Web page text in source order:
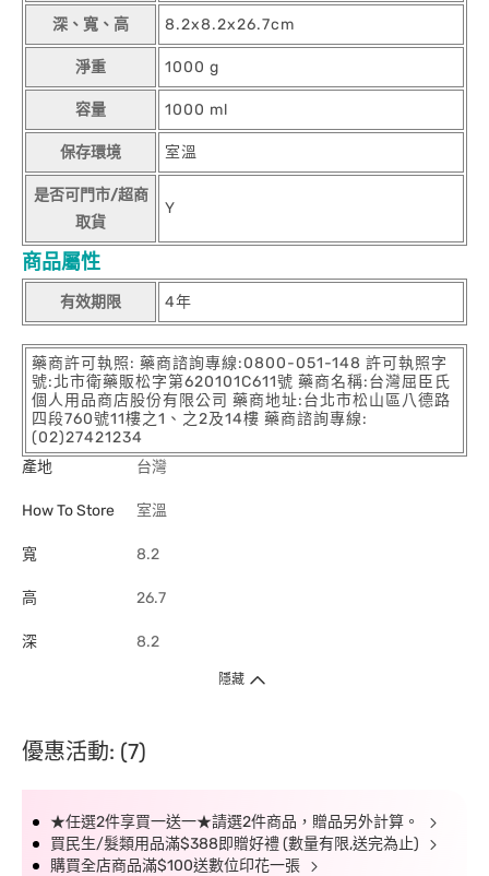
深、寬、高 8.2x8.2x26.7cm
淨重 1000 g
容量 1000 ml
保存環境 室溫
是否可門市/超商
取貨
Y
商品屬性
有效期限 4年
藥商許可執照: 藥商諮詢專線:0800-051-148 許可執照字
號:北市衛藥販松字第620101C611號 藥商名稱:台灣屈臣氏
個人用品商店股份有限公司 藥商地址:台北市松山區八德路
四段760號11樓之1、之2及14樓 藥商諮詢專線:
(02)27421234
產地
台灣
How To Store 室溫
寬 8.2
高 26.7
深 8.2
隱藏
優惠活動: (7)
★任選2件享買一送一★請選2件商品，贈品另外計算。
買民生/髮類用品滿$388即贈好禮 (數量有限,送完為止)
購買全店商品滿$100送數位印花一張